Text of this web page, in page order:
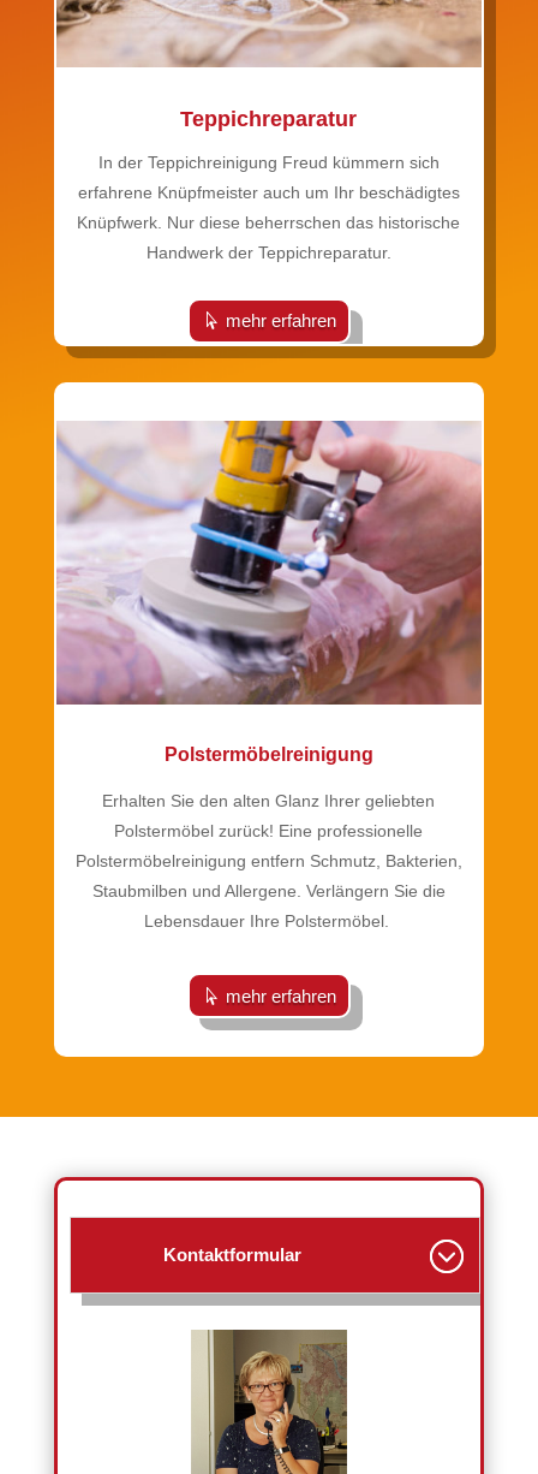
Teppichreparatur
In der Teppichreinigung Freud kümmern sich
erfahrene Knüpfmeister auch um Ihr beschädigtes
Knüpfwerk. Nur diese beherrschen das historische
Handwerk der Teppichreparatur.
mehr erfahren
Polstermöbelreinigung
Erhalten Sie den alten Glanz Ihrer geliebten
Polstermöbel zurück! Eine professionelle
Polstermöbelreinigung entfern Schmutz, Bakterien,
Staubmilben und Allergene. Verlängern Sie die
Lebensdauer Ihre Polstermöbel.
mehr erfahren
Kontaktformular